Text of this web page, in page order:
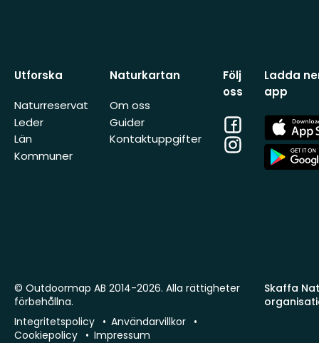
Utforska
Naturreservat
Leder
Län
Kommuner
Naturkartan
Om oss
Guider
Kontaktuppgifter
Följ
oss
Facebook
Instagram
Ladda
app
App
Store
App
Store
Skaffa
© Outdoormap AB 2014-2026. Alla rättigheter
förbehållna.
Integritetspolicy
Användarvillkor
Cookiepolicy
Impressum